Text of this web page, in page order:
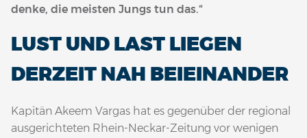
denke, die meisten Jungs tun das.“
LUST UND LAST LIEGEN
DERZEIT NAH BEIEINANDER
Kapitän Akeem Vargas hat es gegenüber der regional
ausgerichteten Rhein-Neckar-Zeitung vor wenigen